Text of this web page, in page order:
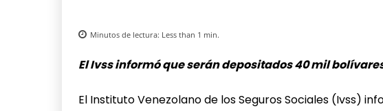
Minutos de lectura: Less than 1 min.
El Ivss informó que serán depositados 40 mil
El Instituto Venezolano de los Seguros Sociales (Ivss)